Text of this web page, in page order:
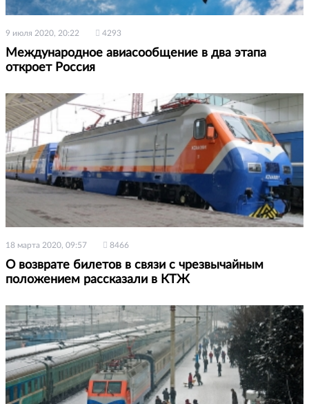
9 июля 2020, 20:22 4293
Международное авиасообщение в два этапа
откроет Россия
18 марта 2020, 09:57 8466
О возврате билетов в связи с чрезвычайным
положением рассказали в КТЖ